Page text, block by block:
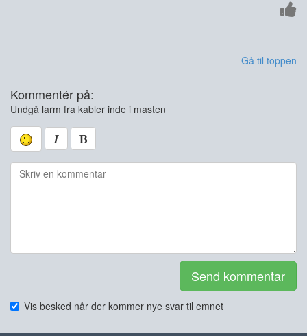
Gå til toppen
Kommentér på:
Undgå larm fra kabler inde i masten
Send kommentar
Vis besked når der kommer nye svar til emnet